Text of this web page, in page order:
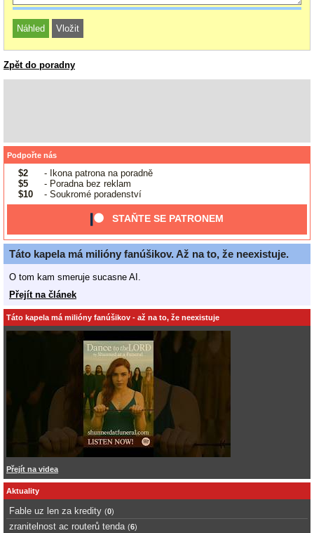
Zpět do poradny
Podpořte nás
$2
- Ikona patrona na poradně
$5
- Poradna bez reklam
$10
- Soukromé poradenství
STAŇTE SE PATRONEM
Táto kapela má milióny fanúšikov. Až na to, že neexistuje.
O tom kam smeruje sucasne AI.
Přejít na článek
Táto kapela má milióny fanúšikov - až na to, že neexistuje
Přejít na videa
Aktuality
Fable uz len za kredity (0)
zranitelnost ac routerů tenda (6)